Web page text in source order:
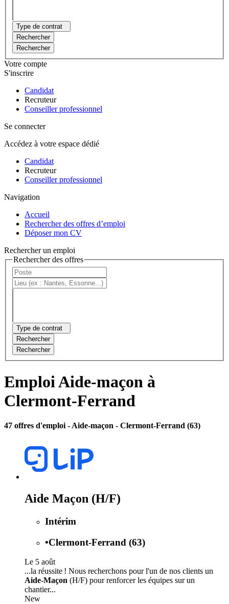
Type de contrat
Rechercher
Rechercher
Votre compte
S'inscrire
Candidat
Recruteur
Conseiller professionnel
Se connecter
Accédez à votre espace dédié
Candidat
Recruteur
Conseiller professionnel
Navigation
Accueil
Rechercher des offres d’emploi
Déposer mon CV
Rechercher un emploi
Rechercher des offres
Type de contrat
Rechercher
Rechercher
Emploi Aide-maçon à
Clermont-Ferrand
47 offres d'emploi - Aide-maçon - Clermont-Ferrand (63)
Aide Maçon (H/F)
Intérim
•Clermont-Ferrand (63)
Le 5 août
...la réussite ! Nous recherchons pour l'un de nos clients un
Aide-Maçon (H/F) pour renforcer les équipes sur un
chantier...
New